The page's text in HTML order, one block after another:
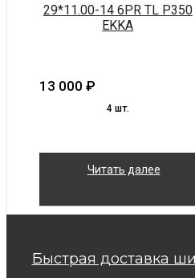
29*11.00-14 6PR TL P350
EKKA
13 000 ₽
4 шт.
Читать далее
Быстрая доставка